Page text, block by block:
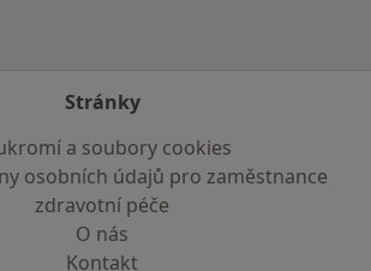
Stránky
a soubory cookies
osobních údajů pro zaměstnance
zdravotní péče
O nás
Kontakt